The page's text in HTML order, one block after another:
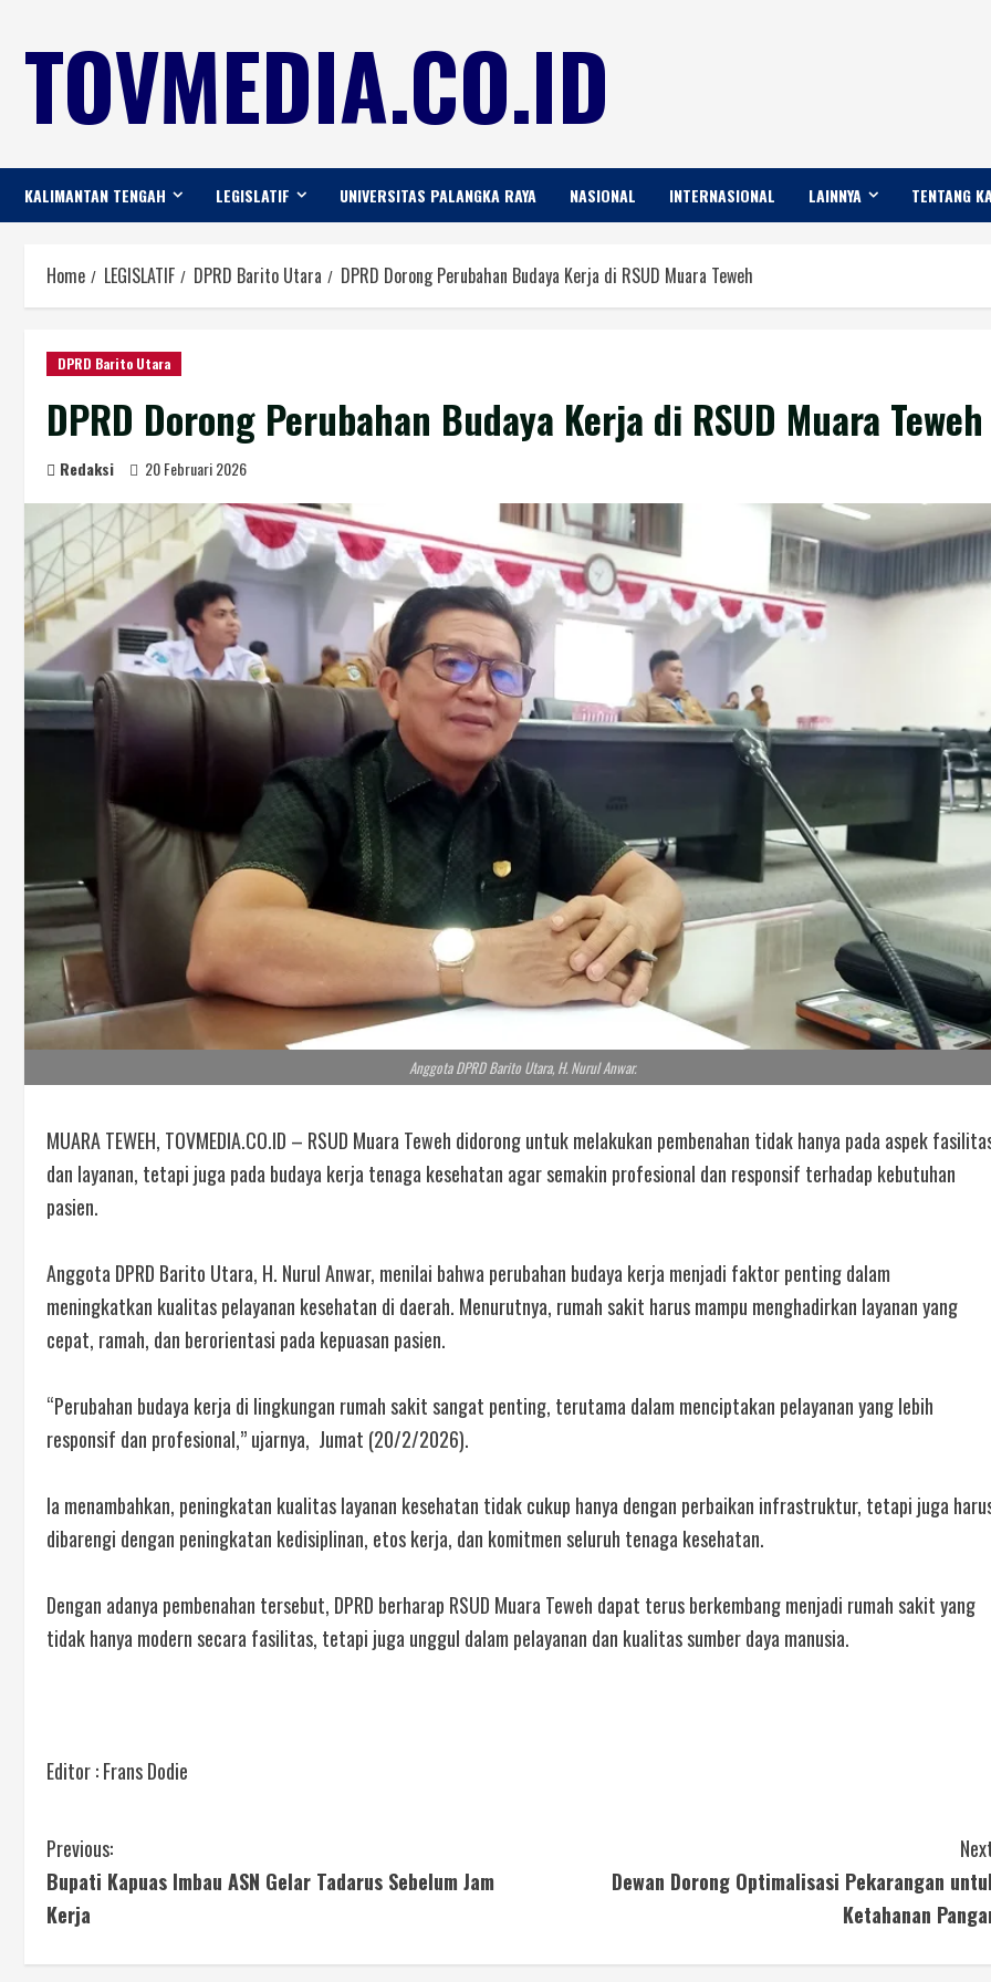
TOVMEDIA.CO.ID
KALIMANTAN TENGAH LEGISLATIF UNIVERSITAS PALANGKA RAYA NASIONAL INTERNASIONAL LAINNYA TENTANG
Home LEGISLATIF DPRD Barito Utara DPRD Dorong Perubahan Budaya Kerja di RSUD Muara Teweh
DPRD Barito Utara
DPRD Dorong Perubahan Budaya Kerja di RSUD Muara Teweh
Redaksi 20 Februari 2026
Anggota DPRD Barito Utara, H. Nurul Anwar.
MUARA TEWEH, TOVMEDIA.CO.ID – RSUD Muara Teweh didorong untuk melakukan pembenahan tidak hanya pada aspek
dan layanan, tetapi juga pada budaya kerja tenaga kesehatan agar semakin profesional dan responsif terhadap kebutuhan
pasien.
Anggota DPRD Barito Utara, H. Nurul Anwar, menilai bahwa perubahan budaya kerja menjadi faktor penting dalam
meningkatkan kualitas pelayanan kesehatan di daerah. Menurutnya, rumah sakit harus mampu menghadirkan layanan yang
cepat, ramah, dan berorientasi pada kepuasan pasien.
“Perubahan budaya kerja di lingkungan rumah sakit sangat penting, terutama dalam menciptakan pelayanan yang lebih
responsif dan profesional,” ujarnya, Jumat (20/2/2026).
Ia menambahkan, peningkatan kualitas layanan kesehatan tidak cukup hanya dengan perbaikan infrastruktur, tetapi juga
dibarengi dengan peningkatan kedisiplinan, etos kerja, dan komitmen seluruh tenaga kesehatan.
Dengan adanya pembenahan tersebut, DPRD berharap RSUD Muara Teweh dapat terus berkembang menjadi rumah sakit yang
tidak hanya modern secara fasilitas, tetapi juga unggul dalam pelayanan dan kualitas sumber daya manusia.
Editor : Frans Dodie
Previous:
Bupati Kapuas Imbau ASN Gelar Tadarus Sebelum Jam
Kerja
Dewan Dorong Optimalisasi Pekarangan
Ketahanan